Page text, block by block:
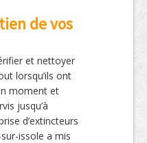
de vos
et nettoyer
lorsqu’ils ont
moment et
jusqu’à
d’extincteurs
issole a mis